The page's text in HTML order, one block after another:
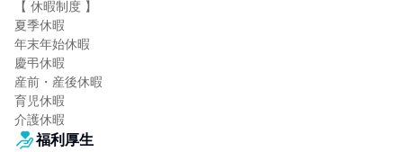
【 休暇制度 】
夏季休暇
年末年始休暇
慶弔休暇
産前・産後休暇
育児休暇
介護休暇
福利厚生